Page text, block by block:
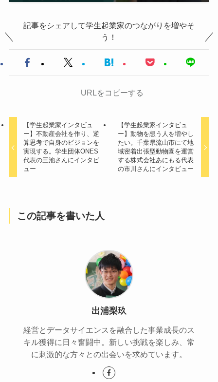
記事をシェアして学生起業家のつながりを増やそ
う！
URLをコピーする
【学生起業家インタビュ
ー】不動産会社を作り、逆
算思考で自身のビジョンを
実現する。学生団体ONES
代表の三池さんにインタビ
ュー
【学生起業家インタビュ
ー】動物を想う人を増やし
たい。千葉県流山市にて地
域密着出張型動物園を運営
する株式会社あにもる代表
の市川さんにインタビュー
この記事を書いた人
出浦梨玖
経営とデータサイエンスを融合した事業成長のス
キル獲得に日々奮闘中。新しい挑戦を楽しみ、常
に刺激的な方々との出会いを求めています。